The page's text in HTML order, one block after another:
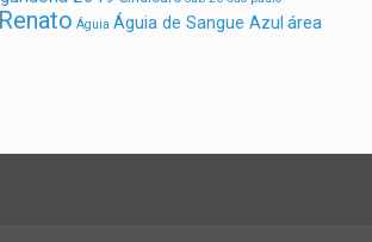
Águia Águia de Sangue Azul área